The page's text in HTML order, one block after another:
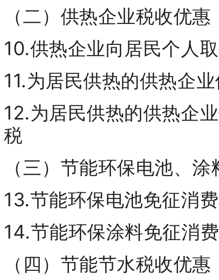
（二）供热企业税收优惠
10.供热企业向居民个人
11.为居民供热的供热企
12.为居民供热的供热企
税
（三）节能环保电池、
13.节能环保电池免征消
14.节能环保涂料免征消
（四）节能节水税收优惠